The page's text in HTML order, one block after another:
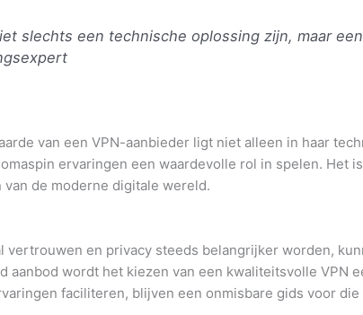
slechts een technische oplossing zijn, maar
van een VPN-aanbieder ligt niet alleen in haar
ervaringen een waardevolle rol in spelen. Het
de moderne digitale wereld.
vertrouwen en privacy steeds belangrijker worden,
aanbod wordt het kiezen van een kwaliteitsvolle VPN
faciliteren, blijven een onmisbare gids voor